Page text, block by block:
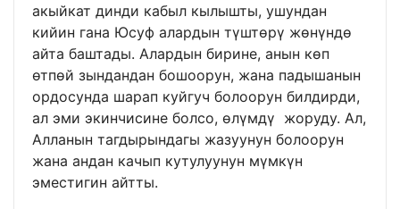
акыйкат динди кабыл кылышты, ушундан
кийин гана Юсуф алардын түштөрү жөнүндө
айта баштады. Алардын бирине, анын көп
өтпөй зындандан бошоорун, жана падышанын
ордосунда шарап куйгуч болоорун билдирди,
ал эми экинчисине болсо, өлүмдү жоруду. Ал,
Алланын тагдырындагы жазуунун болоорун
жана андан качып кутулуунун мүмкүн
эместигин айтты.